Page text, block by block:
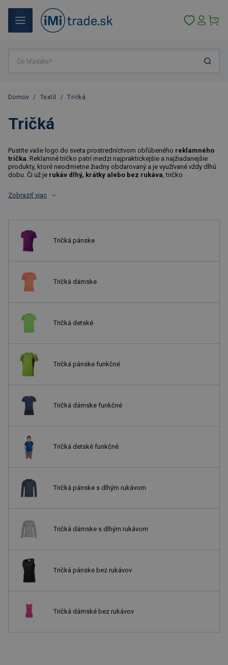
Domov / Textil / Tričká
Tričká
Pustite vaše logo do sveta prostredníctvom obľúbeného reklamného
trička. Reklamné tričko patrí medzi najpraktickejšie a najžiadanejšie
produkty, ktoré neodmietne žiadny obdarovaný a je využívané vždy dlhú
dobu. Či už je rukáv dlhý, krátky alebo bez rukáva, tričko
Zobraziť viac
Tričká pánske
Tričká dámske
Tričká detské
Tričká pánske funkčné
Tričká dámske funkčné
Tričká detské funkčné
Tričká pánske s dlhým rukávom
Tričká dámske s dlhým rukávom
Tričká pánske bez rukávov
Tričká dámské bez rukávov